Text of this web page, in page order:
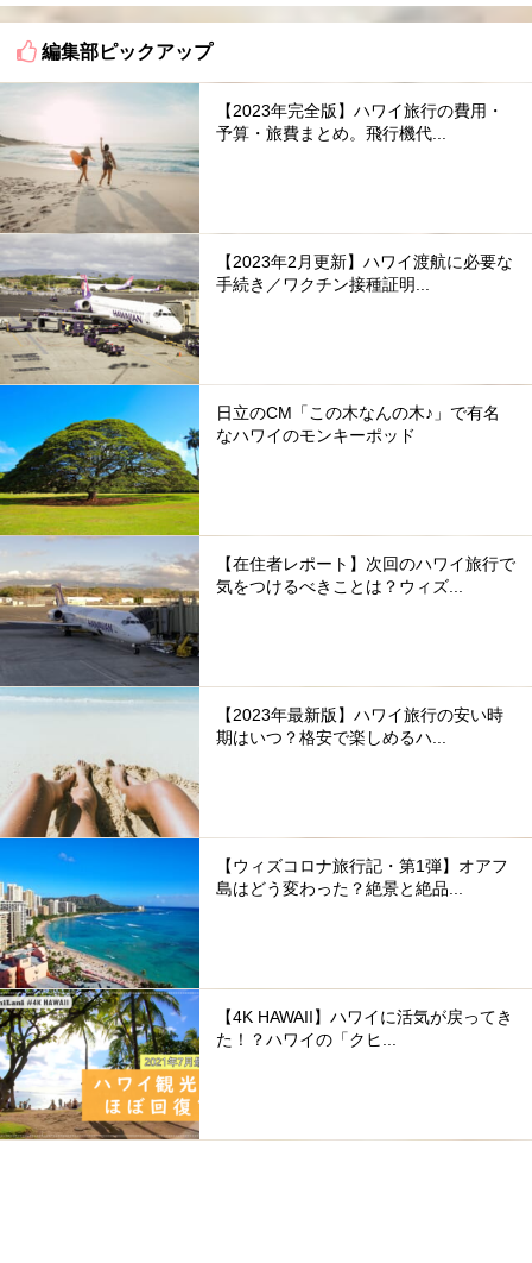
編集部ピックアップ
【2023年完全版】ハワイ旅行の費用・
予算・旅費まとめ。飛行機代...
【2023年2月更新】ハワイ渡航に必要な
手続き／ワクチン接種証明...
日立のCM「この木なんの木♪」で有名
なハワイのモンキーポッド
【在住者レポート】次回のハワイ旅行で
気をつけるべきことは？ウィズ...
【2023年最新版】ハワイ旅行の安い時
期はいつ？格安で楽しめるハ...
【ウィズコロナ旅行記・第1弾】オアフ
島はどう変わった？絶景と絶品...
【4K HAWAII】ハワイに活気が戻ってき
た！？ハワイの「クヒ...